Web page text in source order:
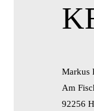
Markus
Am
92256